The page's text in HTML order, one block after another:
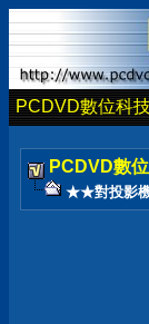
PCDVD數位科
PCDVD數
★★對投影機